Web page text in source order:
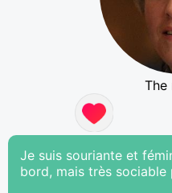
The
Je suis souriante et
bord, mais très sociable